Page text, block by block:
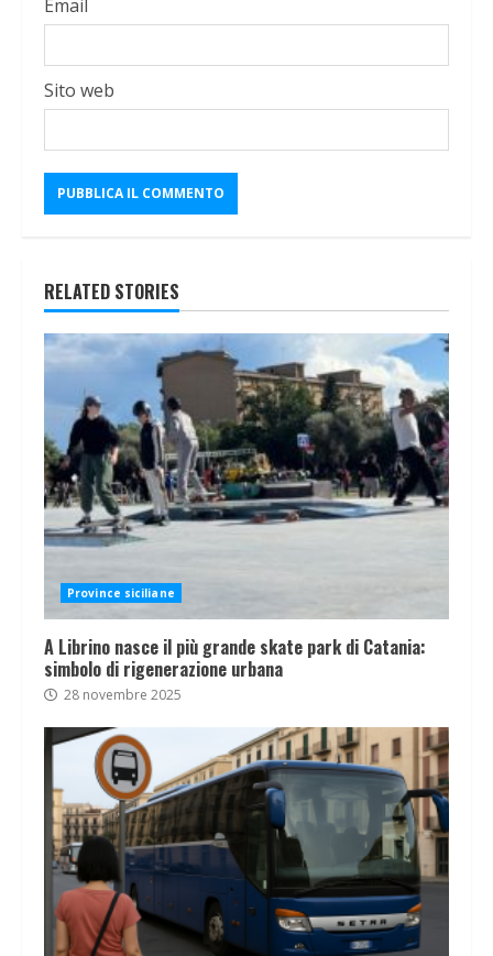
Email
Sito web
RELATED STORIES
Province siciliane
A Librino nasce il più grande skate park di Catania:
simbolo di rigenerazione urbana
28 novembre 2025